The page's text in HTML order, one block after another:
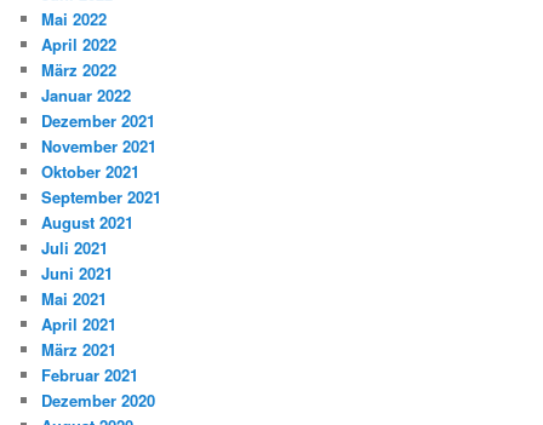
Mai 2022
April 2022
März 2022
Januar 2022
Dezember 2021
November 2021
Oktober 2021
September 2021
August 2021
Juli 2021
Juni 2021
Mai 2021
April 2021
März 2021
Februar 2021
Dezember 2020